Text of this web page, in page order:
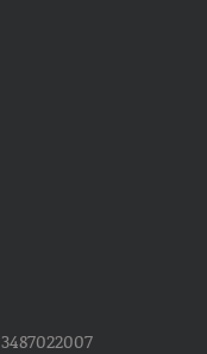
3487022007